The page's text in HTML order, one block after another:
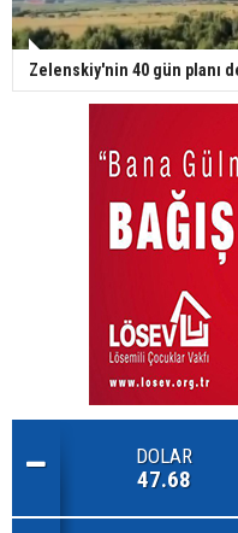
Zelenskiy'nin 40 gün planı
DOLAR
47.68